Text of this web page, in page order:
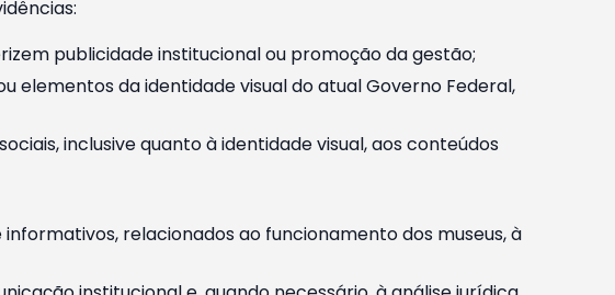
publicidade institucional ou promoção da gestão;
elementos da identidade visual do atual Governo Federal,
inclusive quanto à identidade visual, aos conteúdos
relacionados ao funcionamento dos museus, à